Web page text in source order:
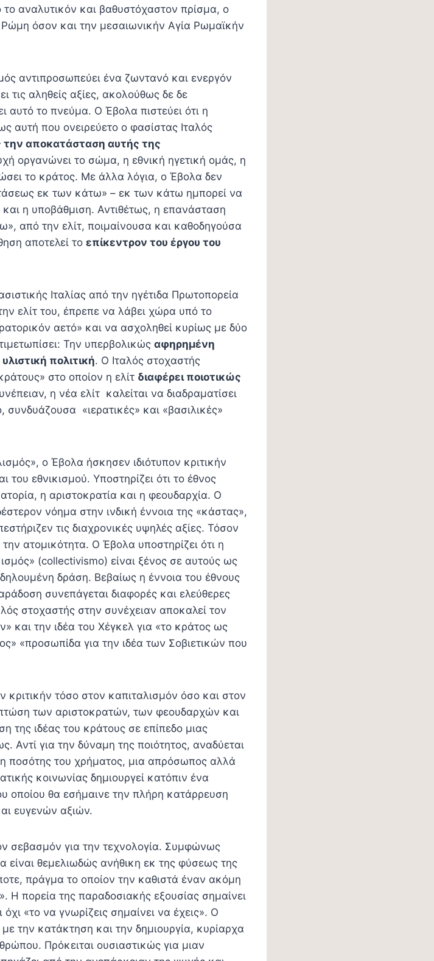
αναλυτικόν και βαθυστόχαστον πρίσμα, ο
όσον και την μεσαιωνικήν Αγία Ρωμαϊκήν
αντιπροσωπεύει ένα ζωντανό και ενεργόν
τις αληθείς αξίες, ακολούθως δε δε
το πνεύμα. Ο Έβολα πιστεύει ότι η
αυτή που ονειρεύετο ο φασίστας Ιταλός
την αποκατάσταση αυτής της
οργανώνει το σώμα, η εθνική ηγετική ομάς, η
το κράτος. Με άλλα λόγια, ο Έβολα δεν
εκ των κάτω» – εκ των κάτω ημπορεί να
η υποβάθμιση. Αντιθέτως, η επανάσταση
από την ελίτ, ποιμαίνουσα και καθοδηγούσα
αποτελεί το επίκεντρον του έργου του
Ιταλίας από την ηγέτιδα Πρωτοπορεία
ελίτ του, έπρεπε να λάβει χώρα υπό το
αετό» και να ασχοληθεί κυρίως με δύο
Την υπερβολικώς αφηρημένη
υλιστική πολιτική. Ο Ιταλός στοχαστής
στο οποίον η ελίτ διαφέρει ποιοτικώς
η νέα ελίτ καλείται να διαδραματίσει
«ιερατικές» και «βασιλικές»
ο Έβολα ήσκησεν ιδιότυπον κριτικήν
του εθνικισμού. Υποστηρίζει ότι το έθνος
η αριστοκρατία και η φεουδαρχία. Ο
νόημα στην ινδική έννοια της «κάστας»,
τις διαχρονικές υψηλές αξίες. Τόσον
την ατομικότητα. Ο Έβολα υποστηρίζει ότι η
(collectivismo) είναι ξένος σε αυτούς ως
δράση. Βεβαίως η έννοια του έθνους
συνεπάγεται διαφορές και ελεύθερες
στοχαστής στην συνέχειαν αποκαλεί τον
και την ιδέα του Χέγκελ για «το κράτος ως
«προσωπίδα για την ιδέα των Σοβιετικών που
τόσο στον καπιταλισμόν όσο και στον
των αριστοκρατών, των φεουδαρχών και
ιδέας του κράτους σε επίπεδο μιας
Αντί για την δύναμη της ποιότητος, αναδύεται
η ποσότης του χρήματος, μια απρόσωπος αλλά
κοινωνίας δημιουργεί κατόπιν ένα
οποίου θα εσήμαινε την πλήρη κατάρρευση
ευγενών αξιών.
σεβασμόν για την τεχνολογία. Συμφώνως
είναι θεμελιωδώς ανήθικη εκ της φύσεως της
πράγμα το οποίον την καθιστά έναν ακόμη
Η πορεία της παραδοσιακής εξουσίας σημαίνει
«το να γνωρίζεις σημαίνει να έχεις». Ο
την κατάκτηση και την δημιουργία, κυρίαρχα
Πρόκειται ουσιαστικώς για μιαν